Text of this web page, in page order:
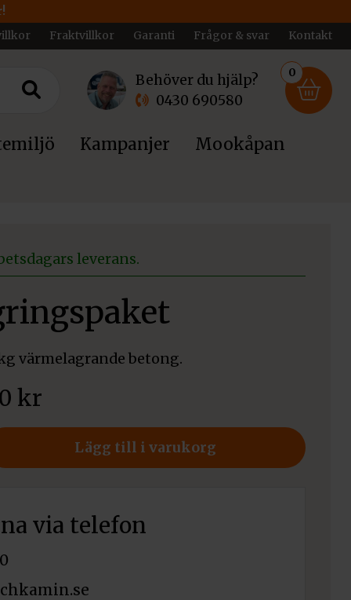
Fraktvillkor Garanti Frågor & svar Kontakt
Behöver du hjälp?
0430 690580
0
Kampanjer
Mookåpan
leverans.
värmelagrande betong.
kr
Lägg till i varukorg
via telefon